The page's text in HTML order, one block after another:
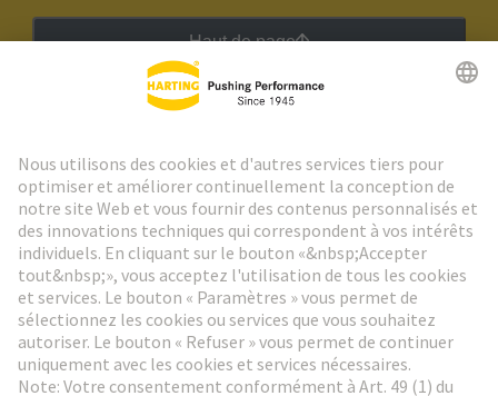
Haut de page
Aller à l'inscription
Social Media